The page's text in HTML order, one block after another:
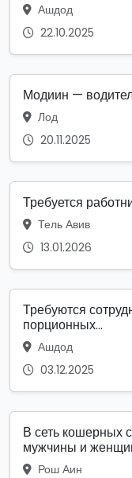
Ашдод
22.10.2025
Модиин —
Лод
20.11.2025
Требуется
Тель Авив
13.01.2026
Требуются
порционных...
Ашдод
03.12.2025
В сеть кошерных
мужчины и
Рош Аин